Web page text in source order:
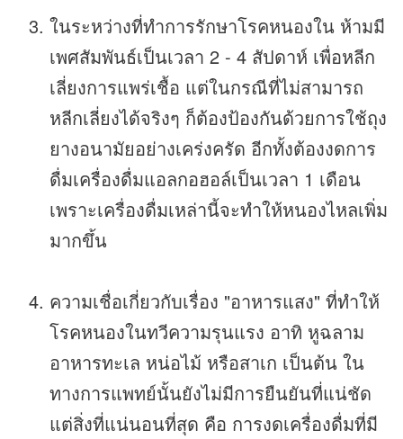
ในระหว่างที่ทำการรักษาโรคหนองใน ห้ามมี
เพศสัมพันธ์เป็นเวลา 2 - 4 สัปดาห์ เพื่อหลีก
เลี่ยงการแพร่เชื้อ แต่ในกรณีที่ไม่สามารถ
หลีกเลี่ยงได้จริงๆ ก็ต้องป้องกันด้วยการใช้ถุง
ยางอนามัยอย่างเคร่งครัด อีกทั้งต้องงดการ
ดื่มเครื่องดื่มแอลกอฮอล์เป็นเวลา 1 เดือน
เพราะเครื่องดื่มเหล่านี้จะทำให้หนองไหลเพิ่ม
มากขึ้น
ความเชื่อเกี่ยวกับเรื่อง "อาหารแสง" ที่ทำให้
โรคหนองในทวีความรุนแรง อาทิ หูฉลาม
อาหารทะเล หน่อไม้ หรือสาเก เป็นต้น ใน
ทางการแพทย์นั้นยังไม่มีการยืนยันที่แน่ชัด
แต่สิ่งที่แน่นอนที่สุด คือ การงดเครื่องดื่มที่มี